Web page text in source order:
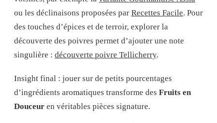
ou les déclinaisons proposées par Recettes Facile. Pour
des touches d’épices et de terroir, explorer la
découverte des poivres permet d’ajouter une note
singulière : découverte poivre Tellicherry.
Insight final : jouer sur de petits pourcentages
d’ingrédients aromatiques transforme des Fruits en
Douceur en véritables pièces signature.